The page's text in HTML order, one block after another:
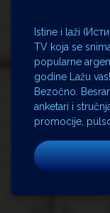
Istine i laži
TV koja se
popularne
godine Lažu
Bezočno.
anketari i
promocije,
lektire
Porin
Predsjednik
Premijer
prošireni
popis
Sabor
Saborski